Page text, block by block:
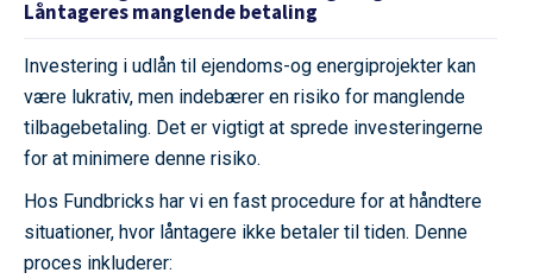
Låntageres manglende betaling
Investering i udlån til ejendoms-og energiprojekter kan
være lukrativ, men indebærer en risiko for manglende
tilbagebetaling. Det er vigtigt at sprede investeringerne
for at minimere denne risiko.
Hos Fundbricks har vi en fast procedure for at håndtere
situationer, hvor låntagere ikke betaler til tiden. Denne
proces inkluderer: